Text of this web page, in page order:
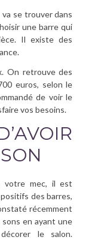
se trouver dans
une barre qui
Il existe des
On retrouve des
euros, selon le
de voir le
vos besoins.
votre mec, il est
des barres,
récemment
sons en ayant une
le salon.